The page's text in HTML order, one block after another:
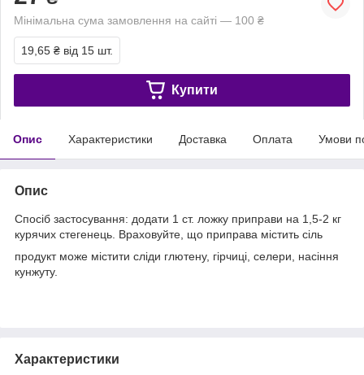
Мінімальна сума замовлення на сайті — 100 ₴
19,65 ₴ від 15 шт.
Купити
Опис Характеристики Доставка Оплата Умови
Опис
Спосіб застосування: додати 1 ст. ложку приправи на 1,5-2 кг
курячих стегенець. Враховуйте, що приправа містить сіль
продукт може містити сліди глютену, гірчиці, селери, насіння
кунжуту.
Характеристики